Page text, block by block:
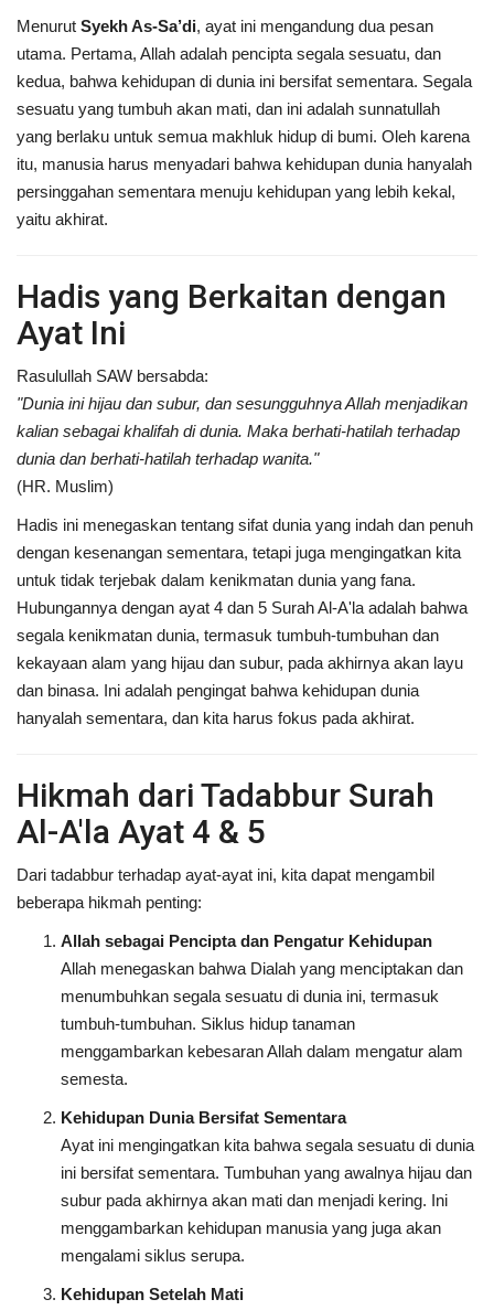
Menurut Syekh As-Sa’di, ayat ini mengandung dua pesan
utama. Pertama, Allah adalah pencipta segala sesuatu, dan
kedua, bahwa kehidupan di dunia ini bersifat sementara. Segala
sesuatu yang tumbuh akan mati, dan ini adalah sunnatullah
yang berlaku untuk semua makhluk hidup di bumi. Oleh karena
itu, manusia harus menyadari bahwa kehidupan dunia hanyalah
persinggahan sementara menuju kehidupan yang lebih kekal,
yaitu akhirat.
Hadis yang Berkaitan dengan
Ayat Ini
Rasulullah SAW bersabda:
"Dunia ini hijau dan subur, dan sesungguhnya Allah menjadikan
kalian sebagai khalifah di dunia. Maka berhati-hatilah terhadap
dunia dan berhati-hatilah terhadap wanita."
(HR. Muslim)
Hadis ini menegaskan tentang sifat dunia yang indah dan penuh
dengan kesenangan sementara, tetapi juga mengingatkan kita
untuk tidak terjebak dalam kenikmatan dunia yang fana.
Hubungannya dengan ayat 4 dan 5 Surah Al-A'la adalah bahwa
segala kenikmatan dunia, termasuk tumbuh-tumbuhan dan
kekayaan alam yang hijau dan subur, pada akhirnya akan layu
dan binasa. Ini adalah pengingat bahwa kehidupan dunia
hanyalah sementara, dan kita harus fokus pada akhirat.
Hikmah dari Tadabbur Surah
Al-A'la Ayat 4 & 5
Dari tadabbur terhadap ayat-ayat ini, kita dapat mengambil
beberapa hikmah penting:
Allah sebagai Pencipta dan Pengatur Kehidupan
Allah menegaskan bahwa Dialah yang menciptakan dan
menumbuhkan segala sesuatu di dunia ini, termasuk
tumbuh-tumbuhan. Siklus hidup tanaman
menggambarkan kebesaran Allah dalam mengatur alam
semesta.
Kehidupan Dunia Bersifat Sementara
Ayat ini mengingatkan kita bahwa segala sesuatu di dunia
ini bersifat sementara. Tumbuhan yang awalnya hijau dan
subur pada akhirnya akan mati dan menjadi kering. Ini
menggambarkan kehidupan manusia yang juga akan
mengalami siklus serupa.
Kehidupan Setelah Mati